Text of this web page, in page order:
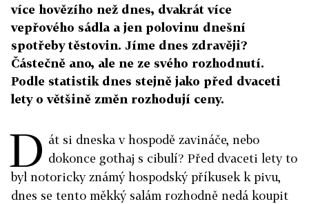
více hovězího než dnes, dvakrát více
vepřového sádla a jen polovinu dnešní
spotřeby těstovin. Jíme dnes zdravěji?
Částečně ano, ale ne ze svého rozhodnutí.
Podle statistik dnes stejně jako před dvaceti
lety o většině změn rozhodují ceny.
D át si dneska v hospodě zavináče, nebo
dokonce gothaj s cibulí? Před dvaceti lety to
byl notoricky známý hospodský příkusek k pivu,
dnes se tento měkký salám rozhodně nedá koupit